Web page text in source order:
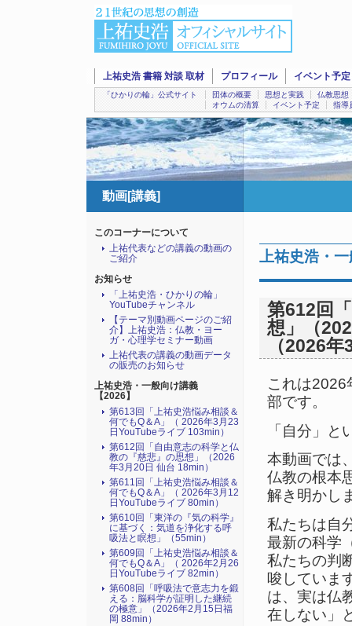
上祐史浩 書籍 対談 取材 プロフィール イベント予定
「ひかりの輪」公式サイト 団体の概要 思想と実践
仏教思想
オウムの清算
イベント予定 指導
動画[講義]
上祐史浩・
第612回
想」（
（2026
これは2026
部です。
「自分」
本動画では
仏教の根本
解き明かし
私たちは自
最新の科学
私たちの判
唆していま
は、実は仏
在しない」
このコーナーについて
上祐代表などの講義の動画の
ご紹介
お知らせ
「上祐史浩・ひかりの輪」
YouTubeチャンネル
【テーマ別動画ページのご紹
介】上祐史浩：仏教・ヨー
ガ・心理学セミナー動画
上祐代表の講義の動画データ
の販売のお知らせ
上祐史浩・一般向け講義
【2026】
第613回「上祐史浩悩み相談＆
何でもQ＆A」（ 2026年3月23
日YouTubeライブ 103min）
第612回「自由意志の科学と仏
教の『慈悲』の思想」（2026
年3月20日 仙台 18min）
第611回「上祐史浩悩み相談＆
何でもQ＆A」（ 2026年3月12
日YouTubeライブ 80min）
第610回「東洋の『気の科学』
に基づく：気道を浄化する呼
吸法と瞑想」（55min）
第609回「上祐史浩悩み相談＆
何でもQ＆A」（ 2026年2月26
日YouTubeライブ 82min）
第608回「呼吸法で意志力を鍛
える：脳科学が証明した継続
の極意」（2026年2月15日福
岡 88min）